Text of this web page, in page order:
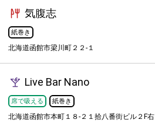
気腹志
紙巻き
北海道函館市梁川町２２-１
Live Bar Nano
席で吸える 紙巻き
北海道函館市本町１８-２１拾八番街ビル２F右